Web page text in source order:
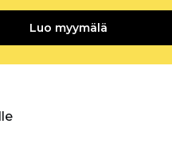
Luo myymälä